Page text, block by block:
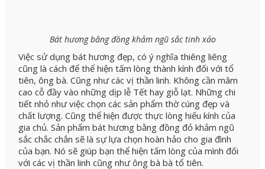
Bát hương bằng đồng khảm ngũ sắc tinh xảo
Việc sử dụng bát hương đẹp, có ý nghĩa thiêng liêng
cũng là cách để thể hiện tấm lòng thành kính đối với tổ
tiên, ông bà. Cũng như các vị thần linh. Không cần mâm
cao cỗ đầy vào những dịp lễ Tết hay giỗ lạt. Những chi
tiết nhỏ như việc chọn các sản phẩm thờ cúng đẹp và
chất lượng. Cũng thể hiện được thực lòng hiếu kính của
gia chủ. Sản phẩm bát hương bằng đồng đỏ khảm ngũ
sắc chắc chắn sẽ là sự lựa chọn hoàn hảo cho gia đình
của bạn. Nó sẽ giúp bạn thể hiện tấm lòng của mình đối
với các vị thần linh cũng như ông bà bà tổ tiên.